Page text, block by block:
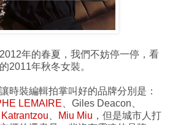
年的春夏，我們不妨停一停，看
2011年秋冬女裝。
時裝編輯拍掌叫好的品牌分別是：
LEMAIRE 、Giles Deacon、
Katrantzou Miu Miu ，但是城市人打